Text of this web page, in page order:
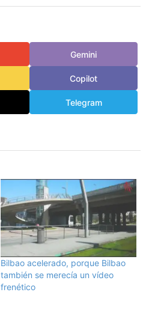
Gemini
Copilot
Telegram
Bilbao acelerado, porque Bilbao
también se merecía un vídeo
frenético